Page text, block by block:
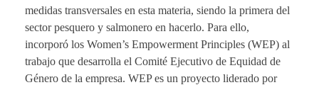
medidas transversales en esta materia, siendo la primera del
sector pesquero y salmonero en hacerlo. Para ello,
incorporó los Women’s Empowerment Principles (WEP) al
trabajo que desarrolla el Comité Ejecutivo de Equidad de
Género de la empresa. WEP es un proyecto liderado por